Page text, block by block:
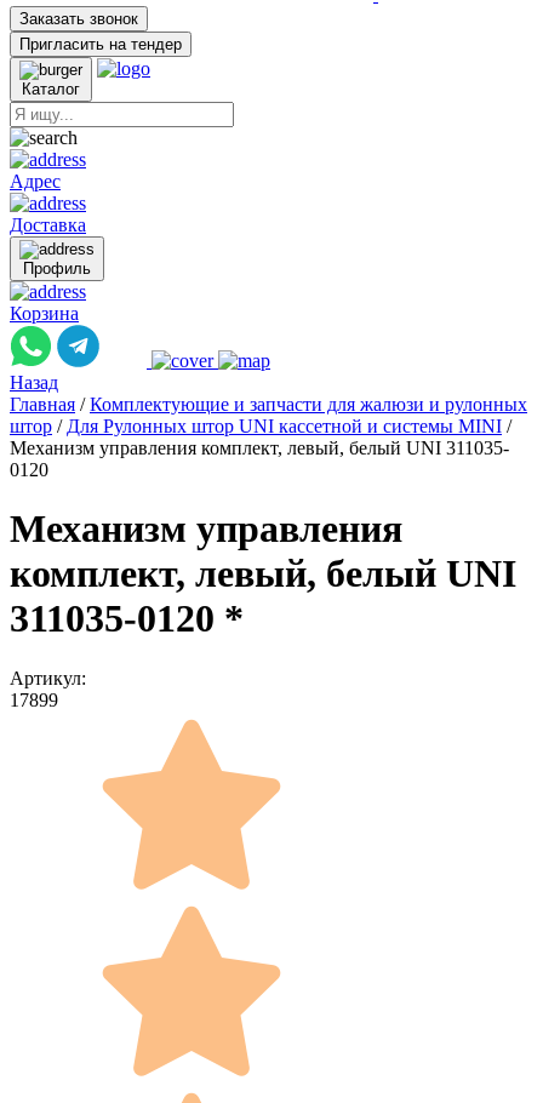
Заказать звонок
Пригласить на тендер
Каталог
Адрес
Доставка
Профиль
Корзина
Назад
Главная / Комплектующие и запчасти для жалюзи и рулонных
штор / Для Рулонных штор UNI кассетной и системы MINI /
Механизм управления комплект, левый, белый UNI 311035-
0120
Механизм управления
комплект, левый, белый UNI
311035-0120 *
Артикул:
17899